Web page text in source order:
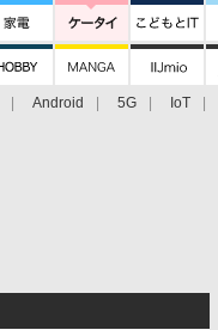
Android 5G IoT